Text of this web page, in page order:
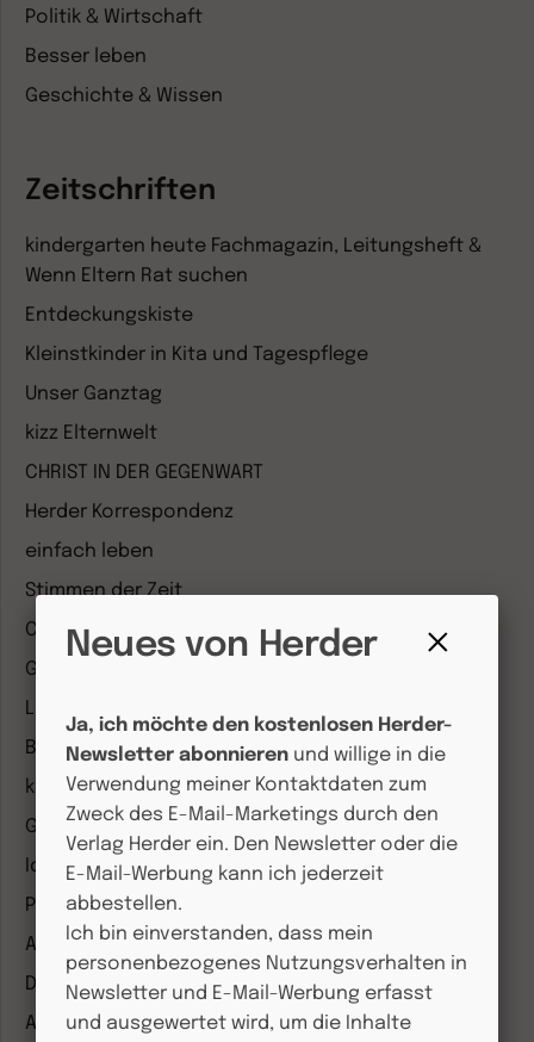
Politik & Wirtschaft
Besser leben
Geschichte & Wissen
Zeitschriften
kindergarten heute Fachmagazin, Leitungsheft &
Wenn Eltern Rat suchen
Entdeckungskiste
Kleinstkinder in Kita und Tagespflege
Unser Ganztag
kizz Elternwelt
CHRIST IN DER GEGENWART
Herder Korrespondenz
einfach leben
Stimmen der Zeit
COMMUNIO
Gemeinsam Glauben
Lebensspuren
Bibel lesen
kunst und kirche
Gottesdienst
Ideenwerkstatt Gottesdienste
Pastoralblätter
Anzeiger für die Seelsorge
Diakonia
Amosinternational
Neues von Herder
Ja, ich möchte den kostenlosen Herder-
Newsletter abonnieren und willige in die
Verwendung meiner Kontaktdaten zum
Zweck des E-Mail-Marketings durch den
Verlag Herder ein. Den Newsletter oder die
E-Mail-Werbung kann ich jederzeit
abbestellen.
Ich bin einverstanden, dass mein
personenbezogenes Nutzungsverhalten in
Newsletter und E-Mail-Werbung erfasst
und ausgewertet wird, um die Inhalte